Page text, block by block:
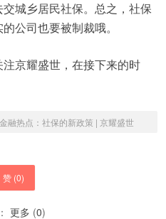
城乡居民社保。总之，社保
公司也要被制裁哦。
京耀盛世，在接下来的时
金融热点：社保的新政策 | 京耀盛世
赞 (0)
更多 (0)